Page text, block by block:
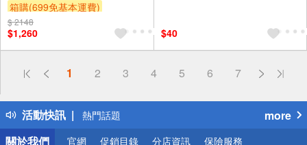
箱購(699免基本運費)
贈OPENPOINT
$ 2148
$1,260
$40
1 2 3 4 5 6 7
活動快訊
偏遠地區配送
得獎公告
熱門話題
銀行優惠
more
關於我們
官網 促銷目錄 分店資訊 保險服務